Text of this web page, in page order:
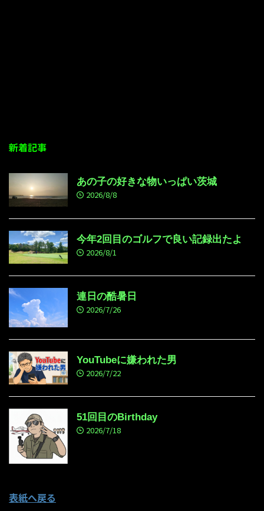
新着記事
あの子の好きな物いっぱい茨城
2026/8/8
今年2回目のゴルフで良い記録出たよ
2026/8/1
連日の酷暑日
2026/7/26
YouTubeに嫌われた男
2026/7/22
51回目のBirthday
2026/7/18
表紙へ戻る